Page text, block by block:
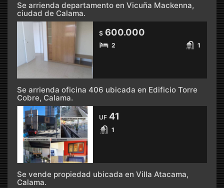
Se arrienda departamento en Vicuña Mackenna,
ciudad de Calama.
$ 600.000
2 1
Se arrienda oficina 406 ubicada en Edificio Torre
Cobre, Calama.
UF 41
1
Se vende propiedad ubicada en Villa Atacama,
Calama.